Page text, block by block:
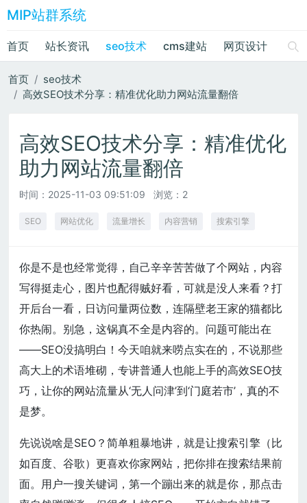
MIP站群系统
首页 站长资讯 seo技术 cms建站 网页设计 绘
首页
seo技术
高效SEO技术分享：精准优化助力网站流量翻倍
高效SEO技术分享：精准优化
助力网站流量翻倍
时间： 2025-11-03 09:51:09 浏览：2
SEO 网站优化 流量增长 内容营销 搜索引擎
你是不是也经常觉得，自己辛辛苦苦做了个网站，内容
写得挺走心，图片也配得贼好看，可就是没人来看？打
开后台一看，日访问量两位数，连隔壁老王家的猫都比
你热闹。别急，这锅真不全是内容的。问题可能出在
——SEO没搞明白！今天咱就来唠点实在的，不说那些
高大上的术语堆砌，专讲普通人也能上手的高效SEO技
巧，让你的网站流量从‘无人问津’到‘门庭若市’，真的不
是梦。
先说说啥是SEO？简单粗暴地讲，就是让搜索引擎（比
如百度、谷歌）更喜欢你家网站，把你排在搜索结果前
面。用户一搜关键词，第一个蹦出来的就是你，那点击